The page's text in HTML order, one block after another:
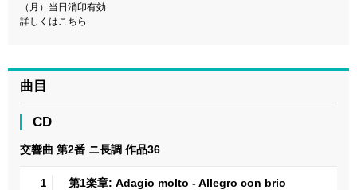
（月）当日消印有効
詳しくはこちら
曲目
CD
交響曲 第2番 ニ長調 作品36
1 第1楽章: Adagio molto - Allegro con brio